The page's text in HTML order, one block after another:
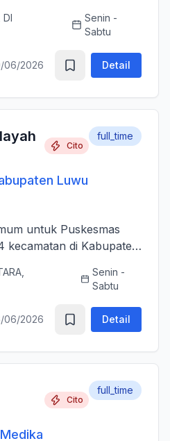
Memiliki ijazah dan
DI
Senin -
Sabtu
06/2026 Detail
Cito
Luwu
full_time
untuk Puskesmas
kecamatan di Kabupaten
Senin -
Sabtu
06/2026 Detail
Cito
full_time